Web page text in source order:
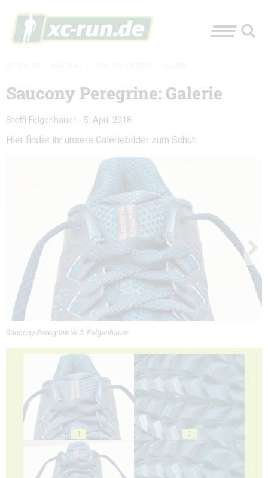
Saucony Peregrine: Galerie
Steffi Felgenhauer - 5. April 2018
Hier findet ihr unsere Galeriebilder zum Schuh
Saucony Peregrine W © Felgenhauer
1 2